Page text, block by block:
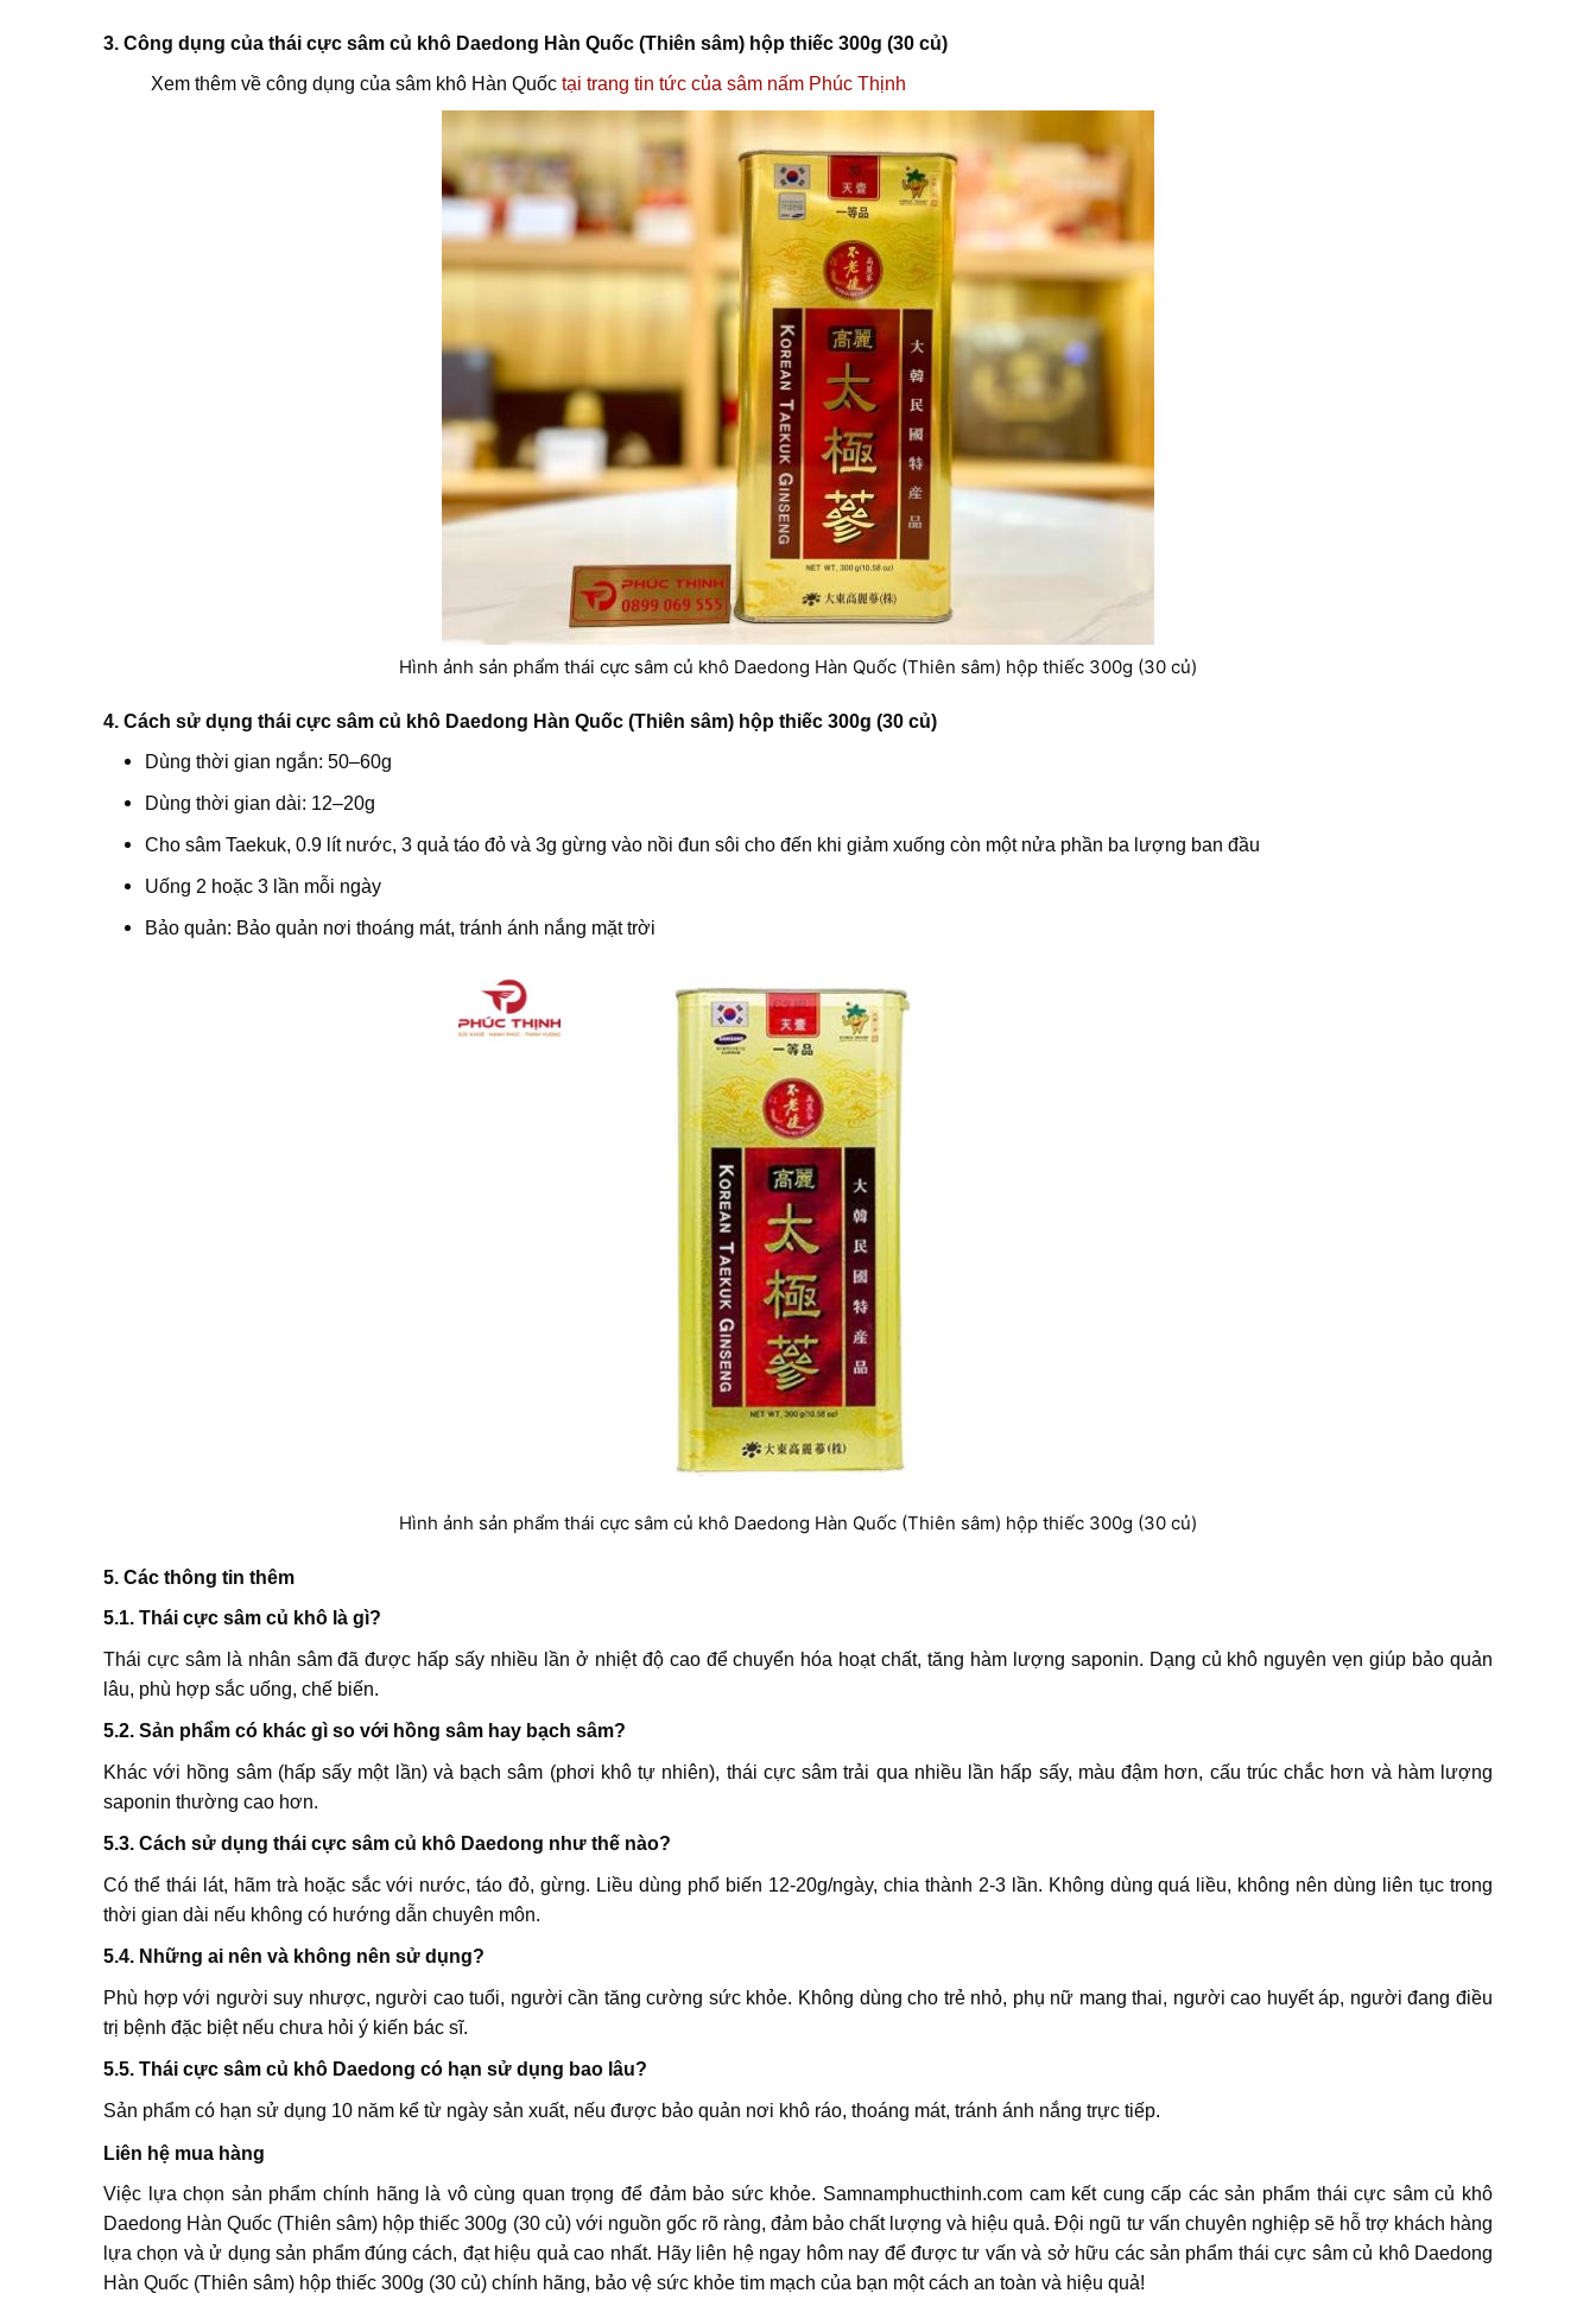
3. Công dụng của thái cực sâm củ khô Daedong Hàn Quốc (Thiên sâm) hộp thiếc 300g (30 củ)
Xem thêm về công dụng của sâm khô Hàn Quốc tại trang tin tức của sâm nấm Phúc Thịnh
Hình ảnh sản phẩm thái cực sâm củ khô Daedong Hàn Quốc (Thiên sâm) hộp thiếc 300g (30 củ)
4. Cách sử dụng thái cực sâm củ khô Daedong Hàn Quốc (Thiên sâm) hộp thiếc 300g (30 củ)
Dùng thời gian ngắn: 50–60g
Dùng thời gian dài: 12–20g
Cho sâm Taekuk, 0.9 lít nước, 3 quả táo đỏ và 3g gừng vào nồi đun sôi cho đến khi giảm xuống còn một nửa phần ba lượng ban đầu
Uống 2 hoặc 3 lần mỗi ngày
Bảo quản: Bảo quản nơi thoáng mát, tránh ánh nắng mặt trời
Hình ảnh sản phẩm thái cực sâm củ khô Daedong Hàn Quốc (Thiên sâm) hộp thiếc 300g (30 củ)
5. Các thông tin thêm
5.1. Thái cực sâm củ khô là gì?
Thái cực sâm là nhân sâm đã được hấp sấy nhiều lần ở nhiệt độ cao để chuyển hóa hoạt chất, tăng hàm lượng saponin. Dạng củ khô nguyên vẹn giúp bảo quản
lâu, phù hợp sắc uống, chế biến.
5.2. Sản phẩm có khác gì so với hồng sâm hay bạch sâm?
Khác với hồng sâm (hấp sấy một lần) và bạch sâm (phơi khô tự nhiên), thái cực sâm trải qua nhiều lần hấp sấy, màu đậm hơn, cấu trúc chắc hơn và hàm lượng
saponin thường cao hơn.
5.3. Cách sử dụng thái cực sâm củ khô Daedong như thế nào?
Có thể thái lát, hãm trà hoặc sắc với nước, táo đỏ, gừng. Liều dùng phổ biến 12-20g/ngày, chia thành 2-3 lần. Không dùng quá liều, không nên dùng liên tục trong
thời gian dài nếu không có hướng dẫn chuyên môn.
5.4. Những ai nên và không nên sử dụng?
Phù hợp với người suy nhược, người cao tuổi, người cần tăng cường sức khỏe. Không dùng cho trẻ nhỏ, phụ nữ mang thai, người cao huyết áp, người đang điều
trị bệnh đặc biệt nếu chưa hỏi ý kiến bác sĩ.
5.5. Thái cực sâm củ khô Daedong có hạn sử dụng bao lâu?
Sản phẩm có hạn sử dụng 10 năm kể từ ngày sản xuất, nếu được bảo quản nơi khô ráo, thoáng mát, tránh ánh nắng trực tiếp.
Liên hệ mua hàng
Việc lựa chọn sản phẩm chính hãng là vô cùng quan trọng để đảm bảo sức khỏe. Samnamphucthinh.com cam kết cung cấp các sản phẩm thái cực sâm củ khô
Daedong Hàn Quốc (Thiên sâm) hộp thiếc 300g (30 củ) với nguồn gốc rõ ràng, đảm bảo chất lượng và hiệu quả. Đội ngũ tư vấn chuyên nghiệp sẽ hỗ trợ khách hàng
lựa chọn và ử dụng sản phẩm đúng cách, đạt hiệu quả cao nhất. Hãy liên hệ ngay hôm nay để được tư vấn và sở hữu các sản phẩm thái cực sâm củ khô Daedong
Hàn Quốc (Thiên sâm) hộp thiếc 300g (30 củ) chính hãng, bảo vệ sức khỏe tim mạch của bạn một cách an toàn và hiệu quả!